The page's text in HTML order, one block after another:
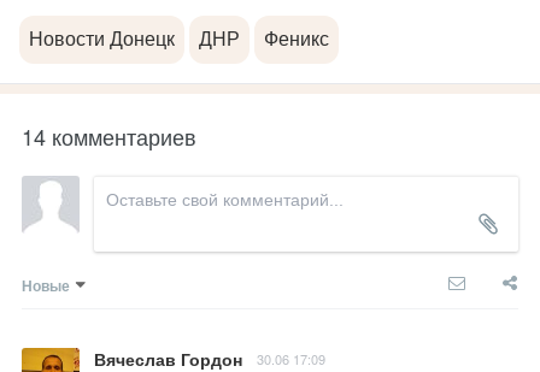
Новости Донецк ДНР Феникс
14 комментариев
Новые
Вячеслав Гордон 30.06 17:09